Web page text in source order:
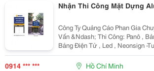
Nhận Thi Công Mặt Dựng
Công Ty Quảng Cáo Phan Gia
Vấn &Ndash; Thi Công: Panô ,
Bảng Điện Tử , Led , Neonsign -Tư Vấn &Ndash; Thiết
Kế &Ndash; Thi Công Gian Hàng
Tư Vấn &Ndash; Thiết Kế
0914 *** *** Hồ Chí Minh